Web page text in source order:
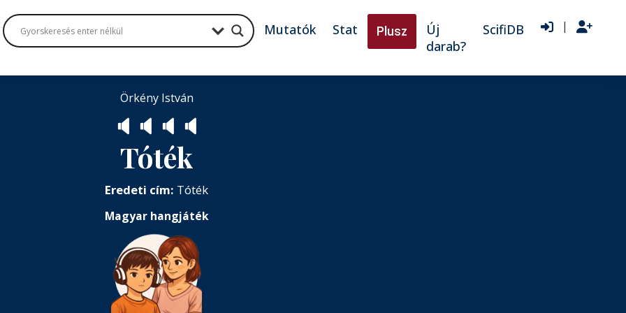
Mutatók Stat Plusz
Új
darab?
ScifiDB |
Örkény István
🔈 🔈 🔈 🔈
Tóték
Eredeti cím: Tóték
Magyar hangjáték